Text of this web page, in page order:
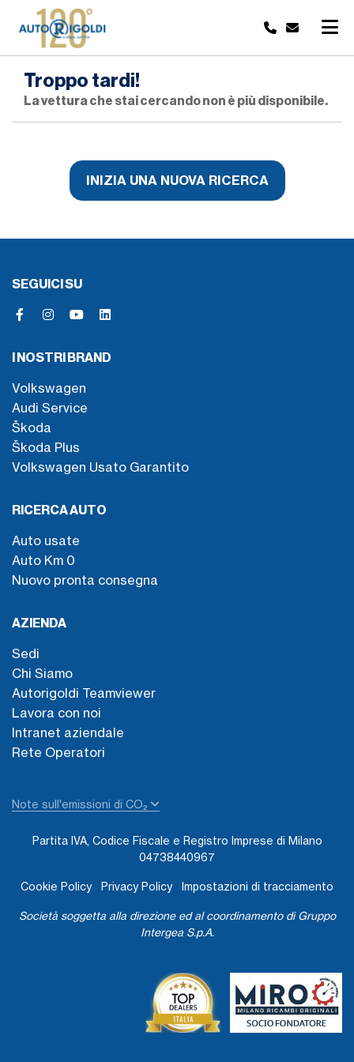
Troppo tardi!
La vettura che stai cercando non è più disponibile.
INIZIA UNA NUOVA RICERCA
SEGUICI SU
I NOSTRI BRAND
Volkswagen
Audi Service
Škoda
Škoda Plus
Volkswagen Usato Garantito
RICERCA AUTO
Auto usate
Auto Km 0
Nuovo pronta consegna
AZIENDA
Sedi
Chi Siamo
Autorigoldi Teamviewer
Lavora con noi
Intranet aziendale
Rete Operatori
Note sull'emissioni di CO₂
Partita IVA, Codice Fiscale e Registro Imprese di Milano
04738440967
Cookie Policy Privacy Policy Impostazioni di tracciamento
Società soggetta alla direzione ed al coordinamento di Gruppo
Intergea S.p.A.